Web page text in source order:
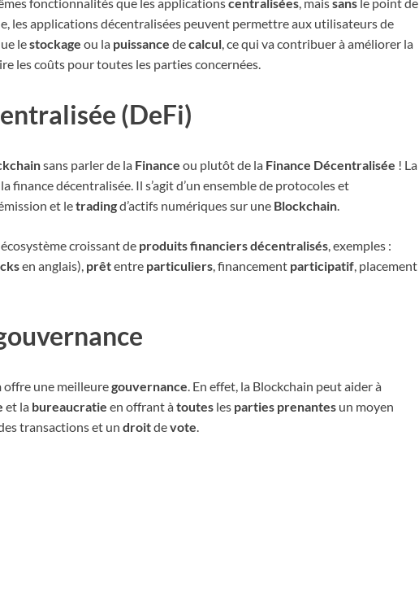
les applications décentralisées peuvent permettre aux utilisateurs de
lestockage ou la puissance decalcul, ce qui va contribuer à améliorer la
les coûts pour toutes les parties concernées.
(DeFi)
sans parler de la Finance ou plutôt de la Finance Décentralisée ! La
finance décentralisée. Il s’agit d’un ensemble de protocoles et
et letradingd’actifs numériques sur une Blockchain
croissant de produits financiers décentralisés , exemples :
en anglais), prêtentre particuliers , financement participatif , placement
offre une meilleuregouvernance. En effet, la Blockchain peut aider à
et la bureaucratie en offrant àtoutes les parties prenantes un moyen
transactions et un droitdevote.